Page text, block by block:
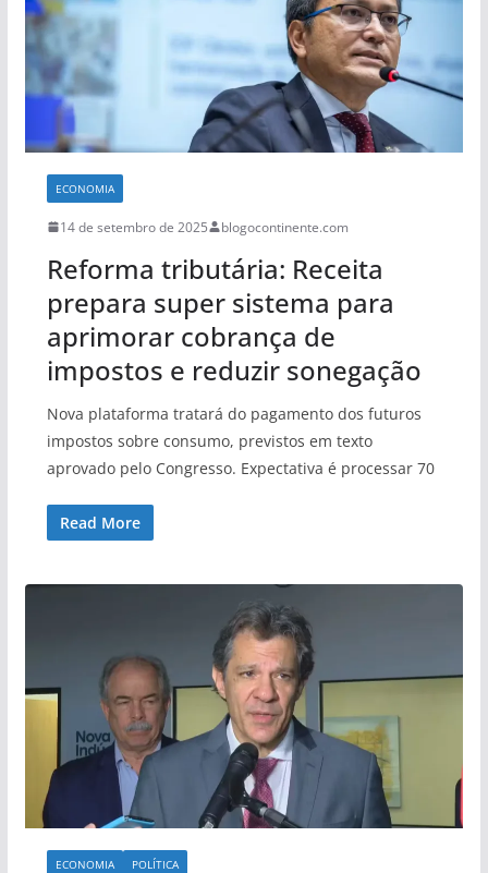
ECONOMIA
14 de setembro de 2025 blogocontinente.com
Reforma tributária: Receita
prepara super sistema para
aprimorar cobrança de
impostos e reduzir sonegação
Nova plataforma tratará do pagamento dos futuros
impostos sobre consumo, previstos em texto
aprovado pelo Congresso. Expectativa é processar 70
Read More
ECONOMIA POLÍTICA